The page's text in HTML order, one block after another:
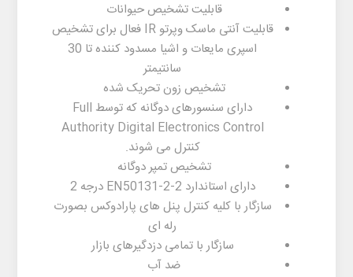
قابلیت تشخیص حیوانات
قابلیت آنتی ماسک وپرتو IR فعال برای تشخیص
اسپری مایعات و اشیا مسدود کننده تا 30
سانتیمتر
تشخیص زون تحریک شده
دارای سنسورهای دوگانه که توسط Full
Authority Digital Electronics Control
کنترل می شوند.
تشخیص تمپر دوگانه
دارای استاندارد EN50131-2-2 درجه 2
سازگار با کلیه کنترل پنل های پارادوکس بصورت
رله ای
سازگار با تمامی دزدگیرهای بازار
ضد آب